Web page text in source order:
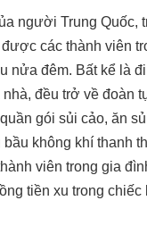
người Trung Quốc,
các thành viên
nửa đêm. Bất kể là
đều trở về đoàn
gói sủi cảo, ăn
bầu không khí thanh
viên trong gia
tiền xu trong chiếc